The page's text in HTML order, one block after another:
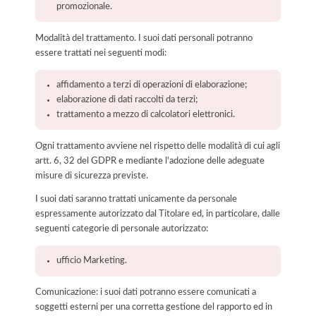
promozionale.
Modalità del trattamento. I suoi dati personali potranno
essere trattati nei seguenti modi:
affidamento a terzi di operazioni di elaborazione;
elaborazione di dati raccolti da terzi;
trattamento a mezzo di calcolatori elettronici.
Ogni trattamento avviene nel rispetto delle modalità di cui agli
artt. 6, 32 del GDPR e mediante l'adozione delle adeguate
misure di sicurezza previste.
I suoi dati saranno trattati unicamente da personale
espressamente autorizzato dal Titolare ed, in particolare, dalle
seguenti categorie di personale autorizzato:
ufficio Marketing.
Comunicazione: i suoi dati potranno essere comunicati a
soggetti esterni per una corretta gestione del rapporto ed in